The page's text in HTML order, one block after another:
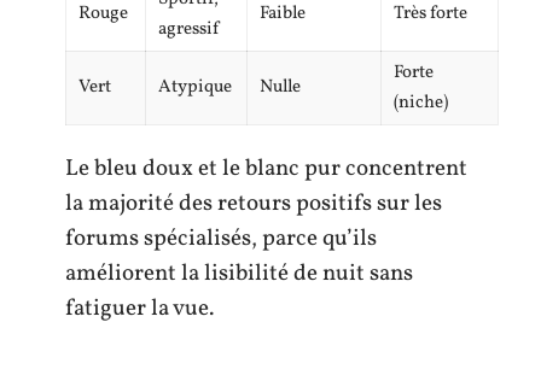
Rouge
agressif
Faible Très forte
Vert Atypique Nulle
Forte
(niche)
Le bleu doux et le blanc pur concentrent
la majorité des retours positifs sur les
forums spécialisés, parce qu’ils
améliorent la lisibilité de nuit sans
fatiguer la vue.